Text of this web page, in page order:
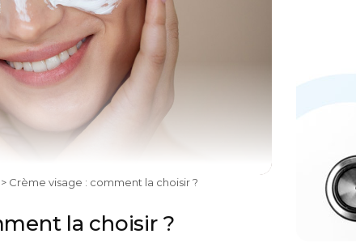
Crème visage : comment la choisir ?
la choisir ?